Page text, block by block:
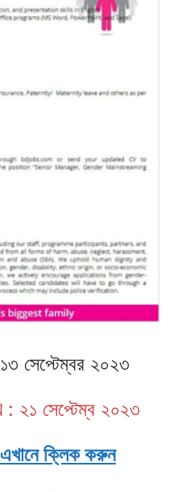
সেপ্টেম্বর ২০২৩
: ২১ সেপ্টেম্ব ২০২৩
এখানে ক্লিক করুন